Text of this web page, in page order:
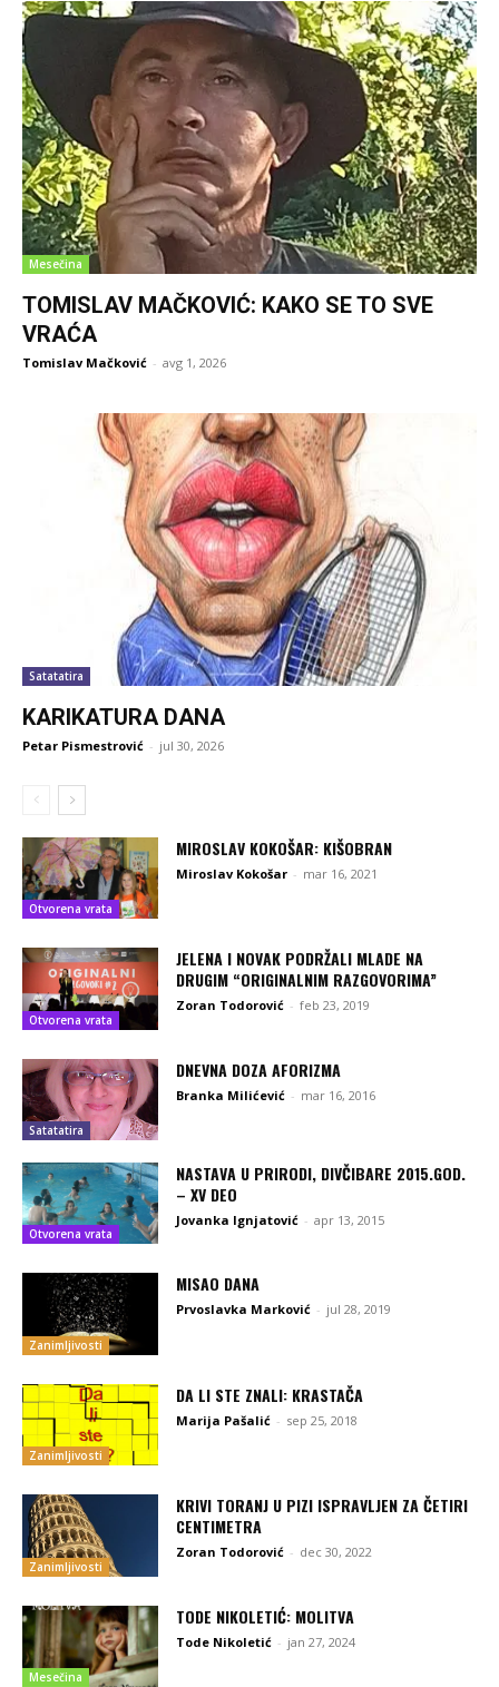
Mesečina
TOMISLAV MAČKOVIĆ: KAKO SE TO SVE
VRAĆA
Tomislav Mačković - avg 1, 2026
Satatatira
KARIKATURA DANA
Petar Pismestrović - jul 30, 2026
Otvorena vrata
MIROSLAV KOKOŠAR: KIŠOBRAN
Miroslav Kokošar - mar 16, 2021
Otvorena vrata
JELENA I NOVAK PODRŽALI MLADE NA
DRUGIM “ORIGINALNIM RAZGOVORIMA”
Zoran Todorović - feb 23, 2019
Satatatira
DNEVNA DOZA AFORIZMA
Branka Milićević - mar 16, 2016
Otvorena vrata
NASTAVA U PRIRODI, DIVČIBARE 2015.GOD.
– XV DEO
Jovanka Ignjatović - apr 13, 2015
Zanimljivosti
MISAO DANA
Prvoslavka Marković - jul 28, 2019
Zanimljivosti
DA LI STE ZNALI: KRASTAČA
Marija Pašalić - sep 25, 2018
Zanimljivosti
KRIVI TORANJ U PIZI ISPRAVLJEN ZA ČETIRI
CENTIMETRA
Zoran Todorović - dec 30, 2022
Mesečina
TODE NIKOLETIĆ: MOLITVA
Tode Nikoletić - jan 27, 2024